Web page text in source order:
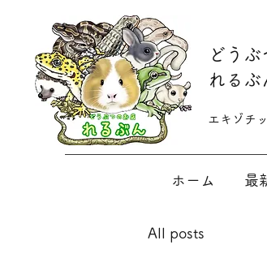
どう
れるぶ
エキゾチ
ホーム 最
All posts